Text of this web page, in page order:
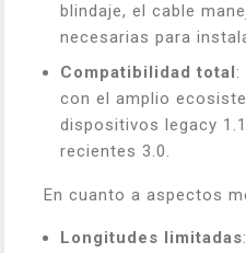
blindaje, el cable
necesarias para
Compatibilidad total:
con el amplio
dispositivos legacy
recientes 3.0.
En cuanto a aspectos
Longitudes limitadas